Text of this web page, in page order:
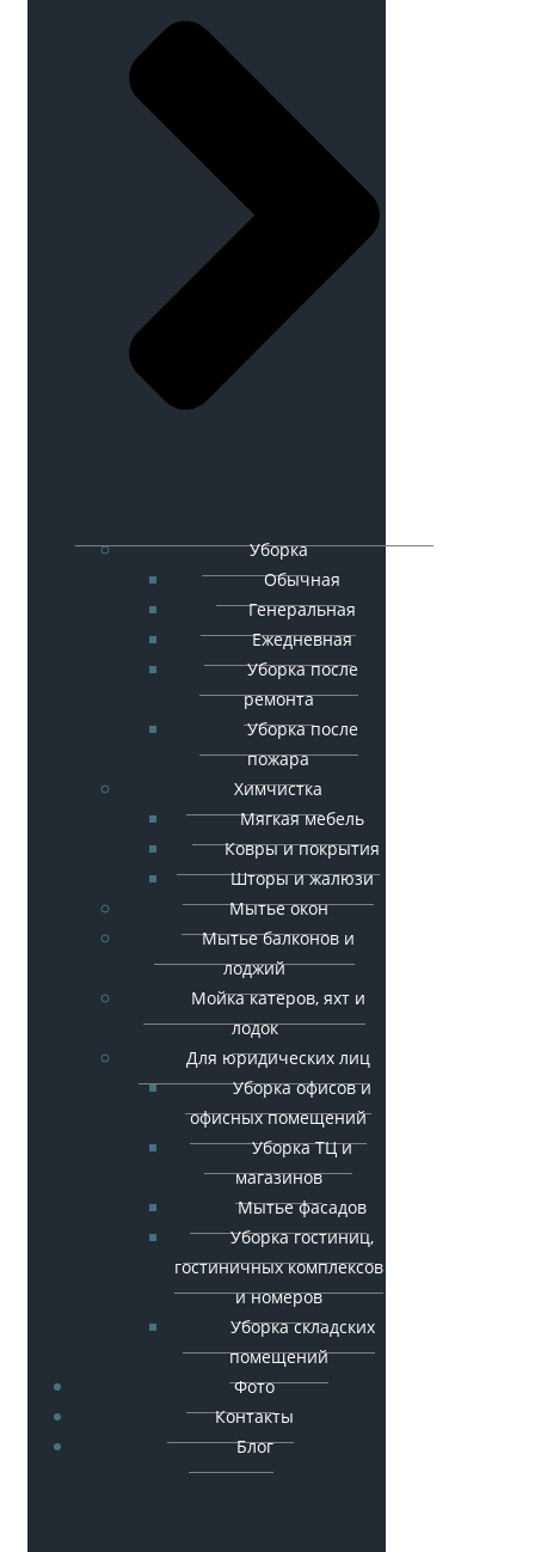
Уборка
Обычная
Генеральная
Ежедневная
Уборка после
ремонта
Уборка после
пожара
Химчистка
Мягкая мебель
Ковры и покрытия
Шторы и жалюзи
Мытье окон
Мытье балконов и
лоджий
Мойка катеров, яхт и
лодок
Для юридических лиц
Уборка офисов и
офисных помещений
Уборка ТЦ и
магазинов
Мытье фасадов
Уборка гостиниц,
гостиничных комплексов
и номеров
Уборка складских
помещений
Фото
Контакты
Блог